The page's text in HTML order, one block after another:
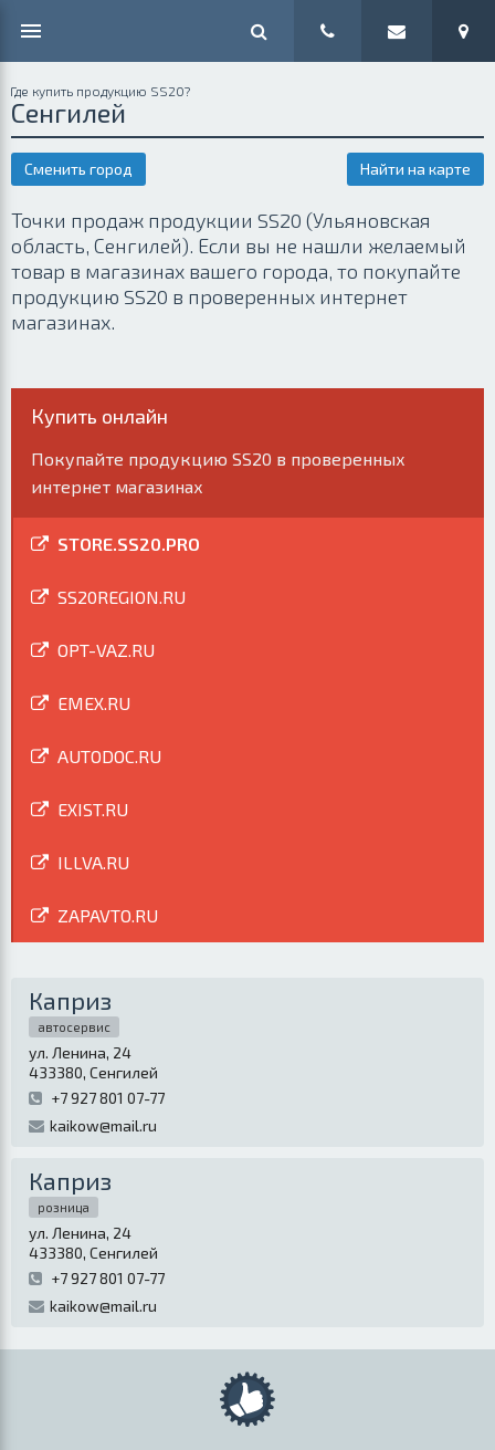
Где купить продукцию SS20?
Сенгилей
Сменить город Найти на карте
Точки продаж продукции SS20 (Ульяновская
область, Сенгилей). Если вы не нашли желаемый
товар в магазинах вашего города, то покупайте
продукцию SS20 в проверенных интернет
магазинах.
Купить онлайн
Покупайте продукцию SS20 в проверенных
интернет магазинах
STORE.SS20.PRO
SS20REGION.RU
OPT-VAZ.RU
EMEX.RU
AUTODOC.RU
EXIST.RU
ILLVA.RU
ZAPAVTO.RU
Каприз
автосервис
ул. Ленина, 24
433380, Сенгилей
+7 927 801 07-77
kaikow@mail.ru
Каприз
розница
ул. Ленина, 24
433380, Сенгилей
+7 927 801 07-77
kaikow@mail.ru